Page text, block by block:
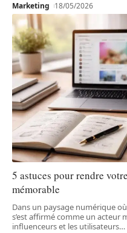
Marketing 18/05/2026
5 astuces pour rendre
mémorable
Dans un paysage numérique
s’est affirmé comme un acteur
influenceurs et les utilisateurs…